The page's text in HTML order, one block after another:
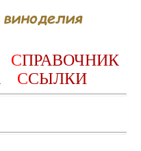
СПРАВОЧНИК
ССЫЛКИ